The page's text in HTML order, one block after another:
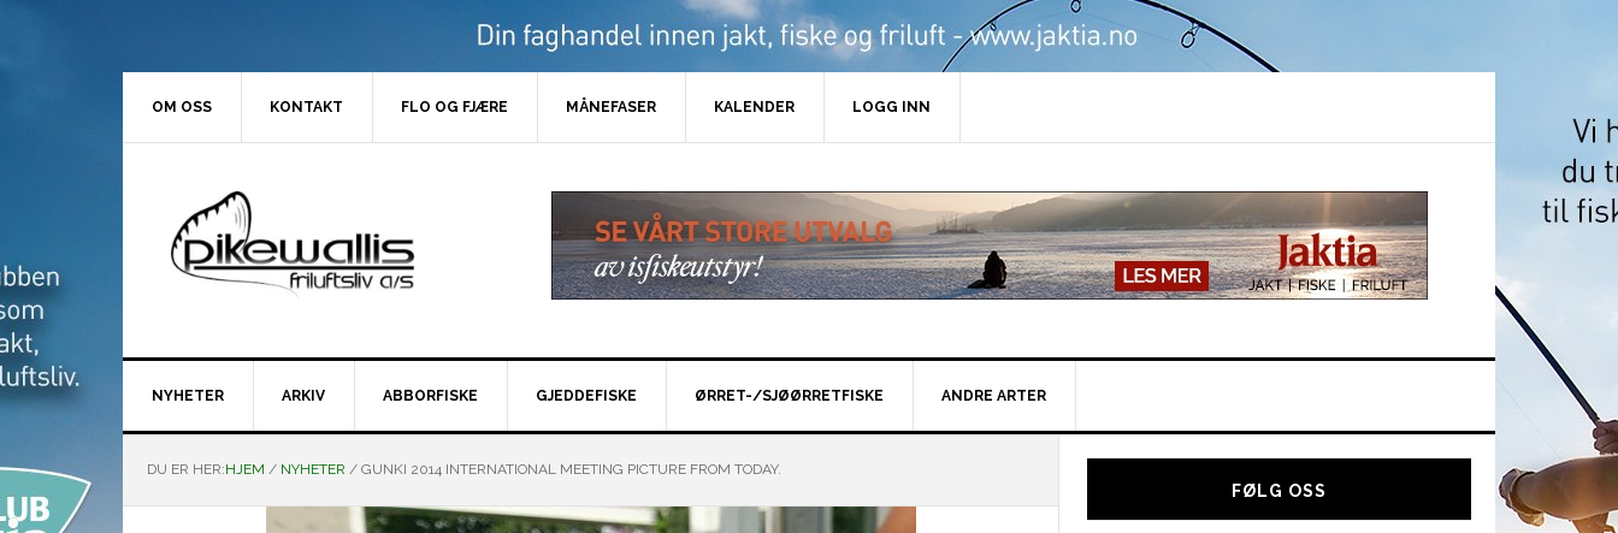
OM OSS KONTAKT FLO OG FJÆRE MÅNEFASER KALENDER LOGG INN
NYHETER ARKIV ABBORFISKE GJEDDEFISKE ØRRET-/SJØØRRETFISKE ANDRE ARTER
DU ER HER:HJEM / NYHETER / GUNKI 2014 INTERNATIONAL MEETING PICTURE FROM TODAY.
Hoved
FØLG OSS